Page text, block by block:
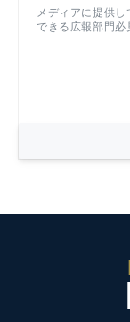
メディアに提供
できる広報部門必